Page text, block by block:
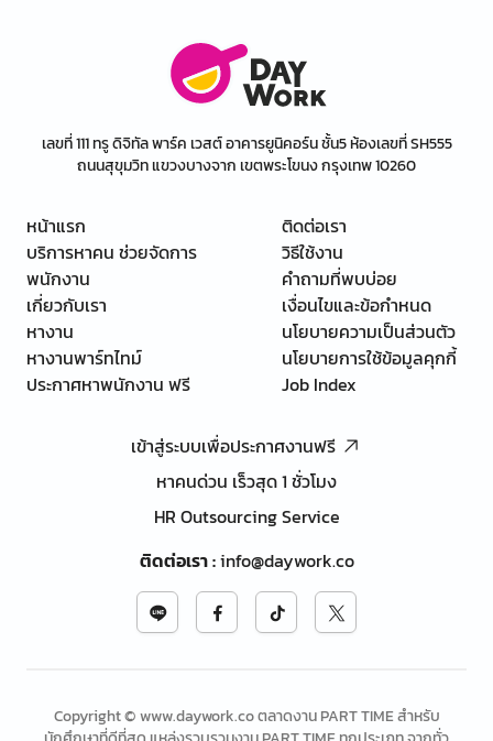
เลขที่ 111 ทรู ดิจิทัล พาร์ค เวสต์ อาคารยูนิคอร์น ชั้น5 ห้องเลขที่ SH555
ถนนสุขุมวิท แขวงบางจาก เขตพระโขนง กรุงเทพ 10260
หน้าแรก
บริการหาคน ช่วยจัดการ
พนักงาน
เกี่ยวกับเรา
หางาน
หางานพาร์ทไทม์
ประกาศหาพนักงาน ฟรี
ติดต่อเรา
วิธีใช้งาน
คำถามที่พบบ่อย
เงื่อนไขและข้อกำหนด
นโยบายความเป็นส่วนตัว
นโยบายการใช้ข้อมูลคุกกี้
Job Index
เข้าสู่ระบบเพื่อประกาศงานฟรี
หาคนด่วน เร็วสุด 1 ชั่วโมง
HR Outsourcing Service
ติดต่อเรา:info@daywork.co
Copyright © www.daywork.co ตลาดงาน PART TIME สำหรับ